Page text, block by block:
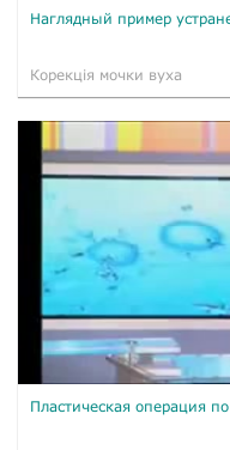
Наглядный пример
Корекція мочки вуха
Пластическая операция